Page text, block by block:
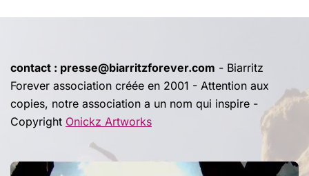
contact : presse@biarritzforever.com - Biarritz
Forever association créée en 2001 - Attention aux
copies, notre association a un nom qui inspire -
Copyright Onickz Artworks